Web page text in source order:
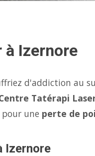
à Izernore
d'addiction au
Tatérapi
pour une perte de
Izernore